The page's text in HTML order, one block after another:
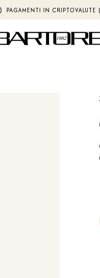
PAGAMENTI IN CRIPTOVALUTE